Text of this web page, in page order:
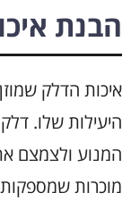
הבנת
איכות הדלק
היעילות שלו.
המנוע ולצמצם
מוכרות שמספקות